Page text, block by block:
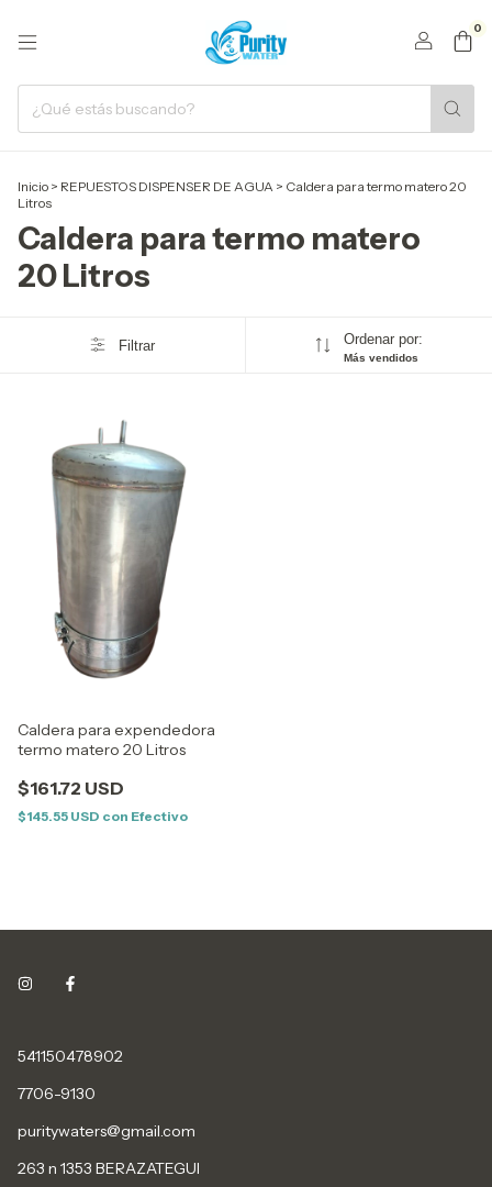
0
Inicio > REPUESTOS DISPENSER DE AGUA > Caldera para termo matero 20
Litros
Caldera para termo matero
20 Litros
Filtrar Ordenar por:
Más vendidos
Caldera para expendedora
termo matero 20 Litros
$161.72 USD
$145.55 USD con Efectivo
541150478902
7706-9130
puritywaters@gmail.com
263 n 1353 BERAZATEGUI